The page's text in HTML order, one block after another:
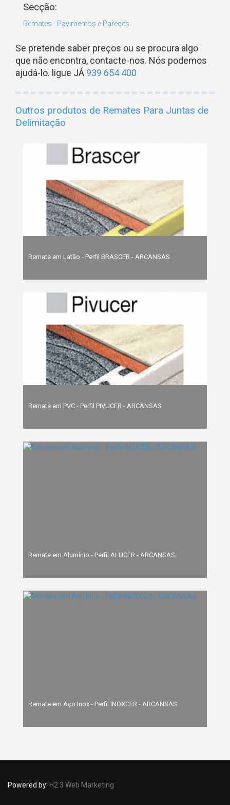
Secção:
Remates - Pavimentos e Paredes
Se pretende saber preços ou se procura algo
que não encontra, contacte-nos. Nós podemos
ajudá-lo. ligue JÁ 939 654 400
Outros produtos de Remates Para Juntas de
Delimitação
Remate em Latão - Perfil BRASCER - ARCANSAS
Remate em PVC - Perfil PIVUCER - ARCANSAS
Remate em Alumínio - Perfil ALUCER - ARCANSAS
Remate em Aço Inox - Perfil INOXCER - ARCANSAS
Powered by: H2.3 Web Marketing